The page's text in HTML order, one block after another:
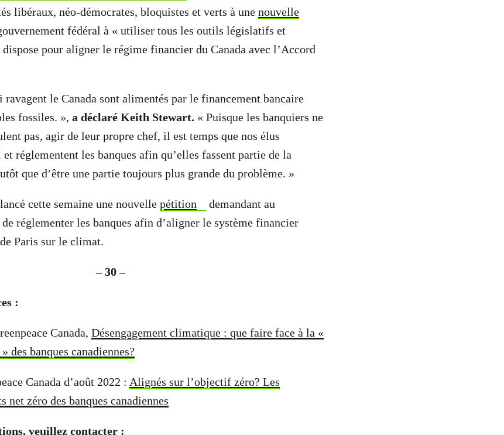
libéraux, néo-démocrates, bloquistes et verts à une nouvelle
fédéral à « utiliser tous les outils législatifs et
pour aligner le régime financier du Canada avec l’Accord
le Canada sont alimentés par le financement bancaire
fossiles. », a déclaré Keith Stewart. « Puisque les banquiers ne
pas, agir de leur propre chef, il est temps que nos élus
réglementent les banques afin qu’elles fassent partie de la
que d’être une partie toujours plus grande du problème. »
cette semaine une nouvelle pétition
demandant au
réglementer les banques afin d’aligner le système financier
Paris sur le climat.
– 30 –
:
Canada, Désengagement climatique : que faire face à la «
des banques canadiennes?
Canada d’août 2022 : Alignés sur l’objectif zéro? Les
net zéro des banques canadiennes
veuillez contacter :